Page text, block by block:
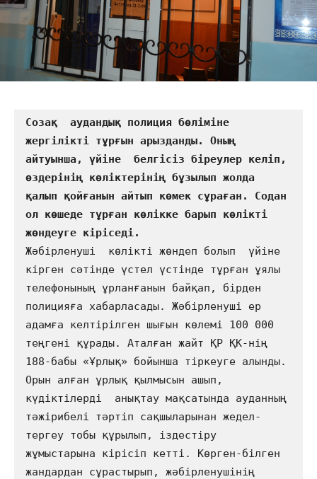
Созақ  аудандық полиция бөліміне
жергілікті тұрғын арызданды. Оның
айтуынша, үйіне  белгісіз біреулер келіп,
өздерінің көліктерінің бұзылып жолда
қалып қойғанын айтып көмек сұраған. Содан
ол көшеде тұрған көлікке барып көлікті
Жәбірленуші  көлікті жөндеп болып  үйіне
кірген сәтінде үстел үстінде тұрған ұялы
телефонының ұрланғанын байқап, бірден
полицияға хабарласады. Жәбірленуші ер
адамға келтірілген шығын көлемі 100 000
теңгені құрады. Аталған жайт ҚР ҚК-нің
188-бабы «Ұрлық» бойынша тіркеуге алынды.
Орын алған ұрлық қылмысын ашып,
күдіктілерді  анықтау мақсатында ауданның
тәжірибелі тәртіп сақшыларынан жедел-
тергеу тобы құрылып, іздестіру
жұмыстарына кірісіп кетті. Көрген-білген
жандардан сұрастырып, жәбірленушінің